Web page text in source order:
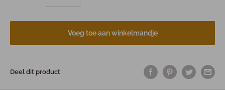
Voeg toe aan winkelmandje
Deel dit product